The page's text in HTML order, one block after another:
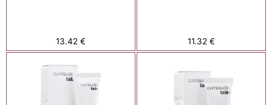
13.42 € 11.32 €